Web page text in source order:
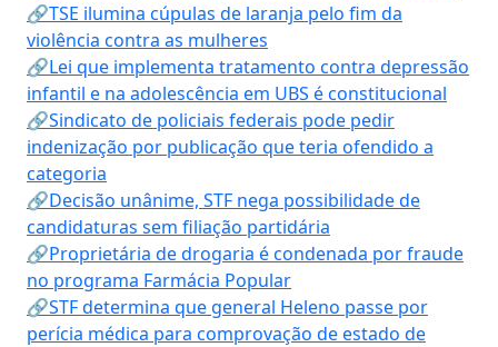
🔗TSE ilumina cúpulas de laranja pelo fim da
violência contra as mulheres
🔗Lei que implementa tratamento contra depressão
infantil e na adolescência em UBS é constitucional
🔗Sindicato de policiais federais pode pedir
indenização por publicação que teria ofendido a
categoria
🔗Decisão unânime, STF nega possibilidade de
candidaturas sem filiação partidária
🔗Proprietária de drogaria é condenada por fraude
no programa Farmácia Popular
🔗STF determina que general Heleno passe por
perícia médica para comprovação de estado de